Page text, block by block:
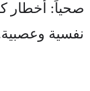
صحياً: أخطار
نفسية